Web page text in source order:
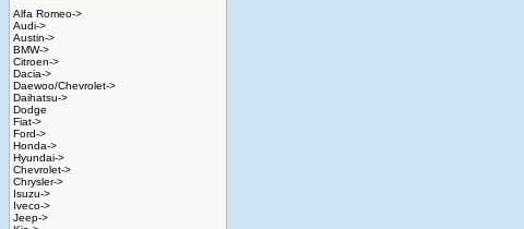
Alfa Romeo->
Audi->
Austin->
BMW->
Citroen->
Dacia->
Daewoo/Chevrolet->
Daihatsu->
Dodge
Fiat->
Ford->
Honda->
Hyundai->
Chevrolet->
Chrysler->
Isuzu->
Iveco->
Jeep->